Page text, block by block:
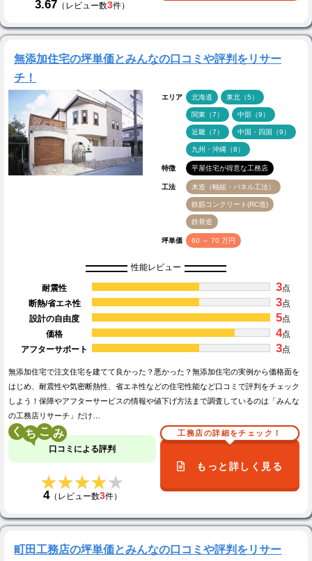
3.67 （レビュー数3件）
無添加住宅の坪単価とみんなの口コミや評判をリサー
チ！
エリア 北海道 東北（5）
関東（7） 中部（9）
近畿（7） 中国・四国（9）
九州・沖縄（8）
特徴 平屋住宅が得意な工務店
工法 木造（軸組・パネル工法）
鉄筋コンクリート(RC造)
鉄骨造
坪単価 60 ～ 70 万円
性能レビュー
耐震性 3点
断熱/省エネ性
3点
設計の自由度
5点
価格
4点
アフターサポート
3点
無添加住宅で注文住宅を建てて良かった？悪かった？無添加住宅の実例から価格面を
はじめ、耐震性や気密断熱性、省エネ性などの住宅性能など口コミで評判をチェック
しよう！保障やアフターサービスの情報や値下げ方法まで調査しているのは「みんな
の工務店リサーチ」だけ…
く こ
口コミによる評判
★★★★★
★★★★★
4（レビュー数3件）
工務店の詳細をチェック！
もっと詳しく見る
町田工務店の坪単価とみんなの口コミや評判をリサー